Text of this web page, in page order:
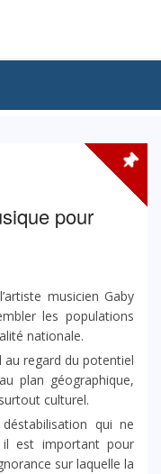
pour
musicien Gaby
les populations
nationale.
au regard du potentiel
plan géographique,
culturel.
qui ne
est important pour
sur laquelle la